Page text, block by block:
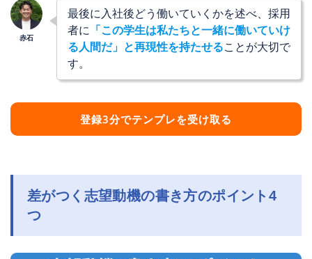
最後に入社後どう働いていくかを述べ、採用
者に
「この学生は私たちと一緒に働いていけ
る人間だ」と再現性を持たせることが大切で
す。
登録3分でテンプレを受け取る
差がつく志望動機の書き方のポイント4
つ